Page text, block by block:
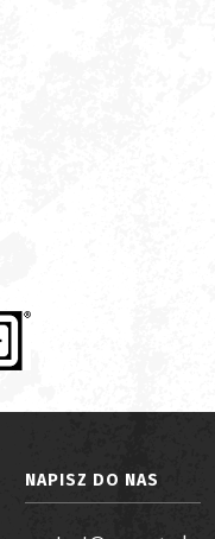
NAPISZ DO NAS